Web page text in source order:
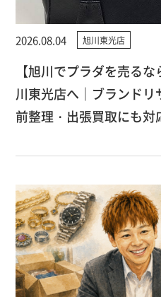
2026.08.04 旭川東光店
【旭川でプラダを売る
川東光店へ｜ブランド
前整理・出張買取にも対